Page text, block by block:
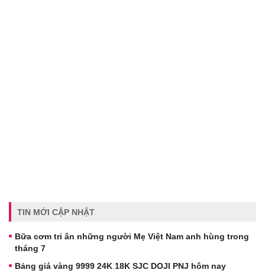
TIN MỚI CẬP NHẬT
Bữa cơm tri ân những người Mẹ Việt Nam anh hùng trong
tháng 7
Bảng giá vàng 9999 24K 18K SJC DOJI PNJ hôm nay